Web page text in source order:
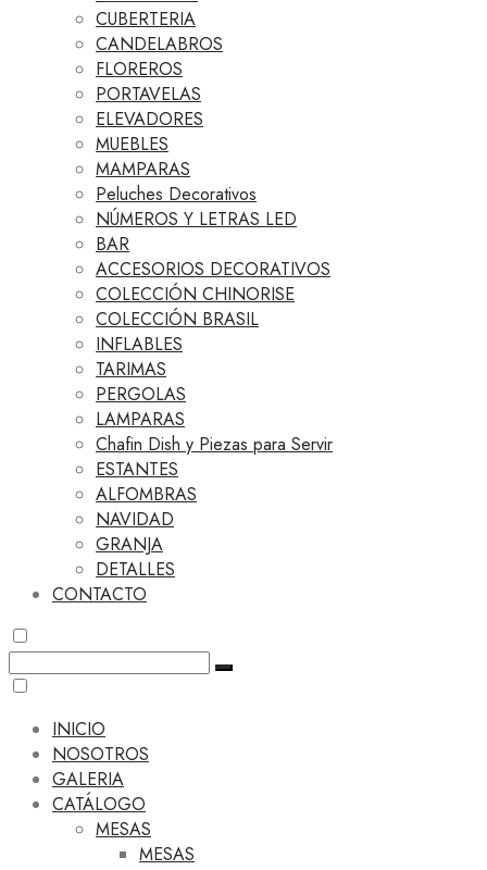
CUBERTERIA
CANDELABROS
FLOREROS
PORTAVELAS
ELEVADORES
MUEBLES
MAMPARAS
Peluches Decorativos
NÚMEROS Y LETRAS LED
BAR
ACCESORIOS DECORATIVOS
COLECCIÓN CHINORISE
COLECCIÓN BRASIL
INFLABLES
TARIMAS
PERGOLAS
LAMPARAS
Chafin Dish y Piezas para Servir
ESTANTES
ALFOMBRAS
NAVIDAD
GRANJA
DETALLES
CONTACTO
INICIO
NOSOTROS
GALERIA
CATÁLOGO
MESAS
MESAS